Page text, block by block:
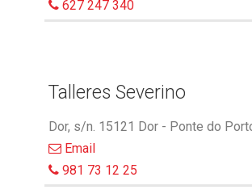
627 247 340
Talleres Severino
Dor, s/n. 15121 Dor - Ponte do
Email
981 73 12 25